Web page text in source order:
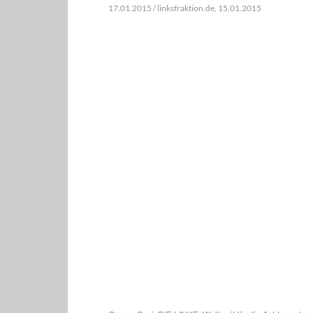
17.01.2015 / linksfraktion.de, 15.01.2015